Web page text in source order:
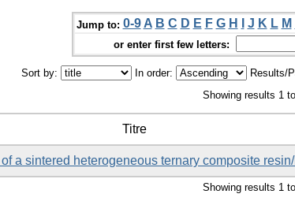
Jump to: 0-9 A B C D E F G H J K L M
or enter first few letters:
Sort by: In order: Results/
Showing results 1
Titre
a sintered heterogeneous ternary composite
Showing results 1